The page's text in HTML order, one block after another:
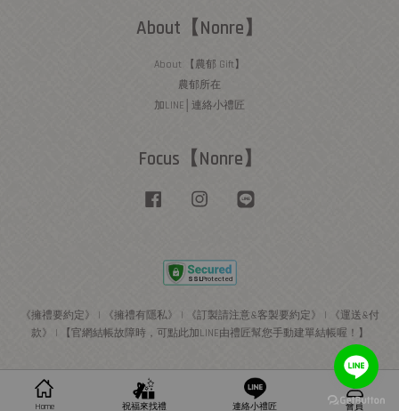
About【Nonre】
About 【農郁 Gift】
農郁所在
加LINE│連絡小禮匠
Focus【Nonre】
Facebook Instagram
《擁禮要約定》 | 《擁禮有隱私》 | 《訂製請注意&客製要約定》 |
《運送&付
款》
| 【官網結帳故障時，可點此加LINE由禮匠幫您手動建單結帳喔！】
Home 祝福來找禮 連絡小禮匠 會員